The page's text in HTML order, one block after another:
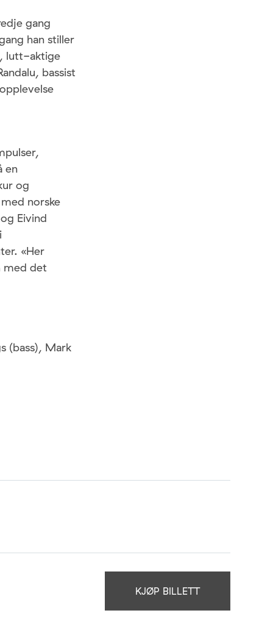
gang
han stiller
lutt-aktige
bassist
en
og
norske
Eivind
«Her
med det
(bass), Mark
KJØP BILLETT